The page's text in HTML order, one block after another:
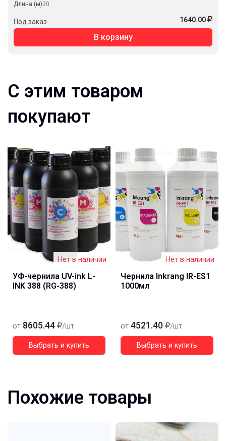
Длина (м)20
Под заказ 1640.00
В корзину
С этим товаром
покупают
Нет в наличии
УФ-чернила UV-ink L-
INK 388 (RG-388)
от 8605.44 /шт
Выбрать и купить
Нет в наличии
Чернила Inkrang IR-ES1
1000мл
от 4521.40 /шт
Выбрать и купить
Похожие товары